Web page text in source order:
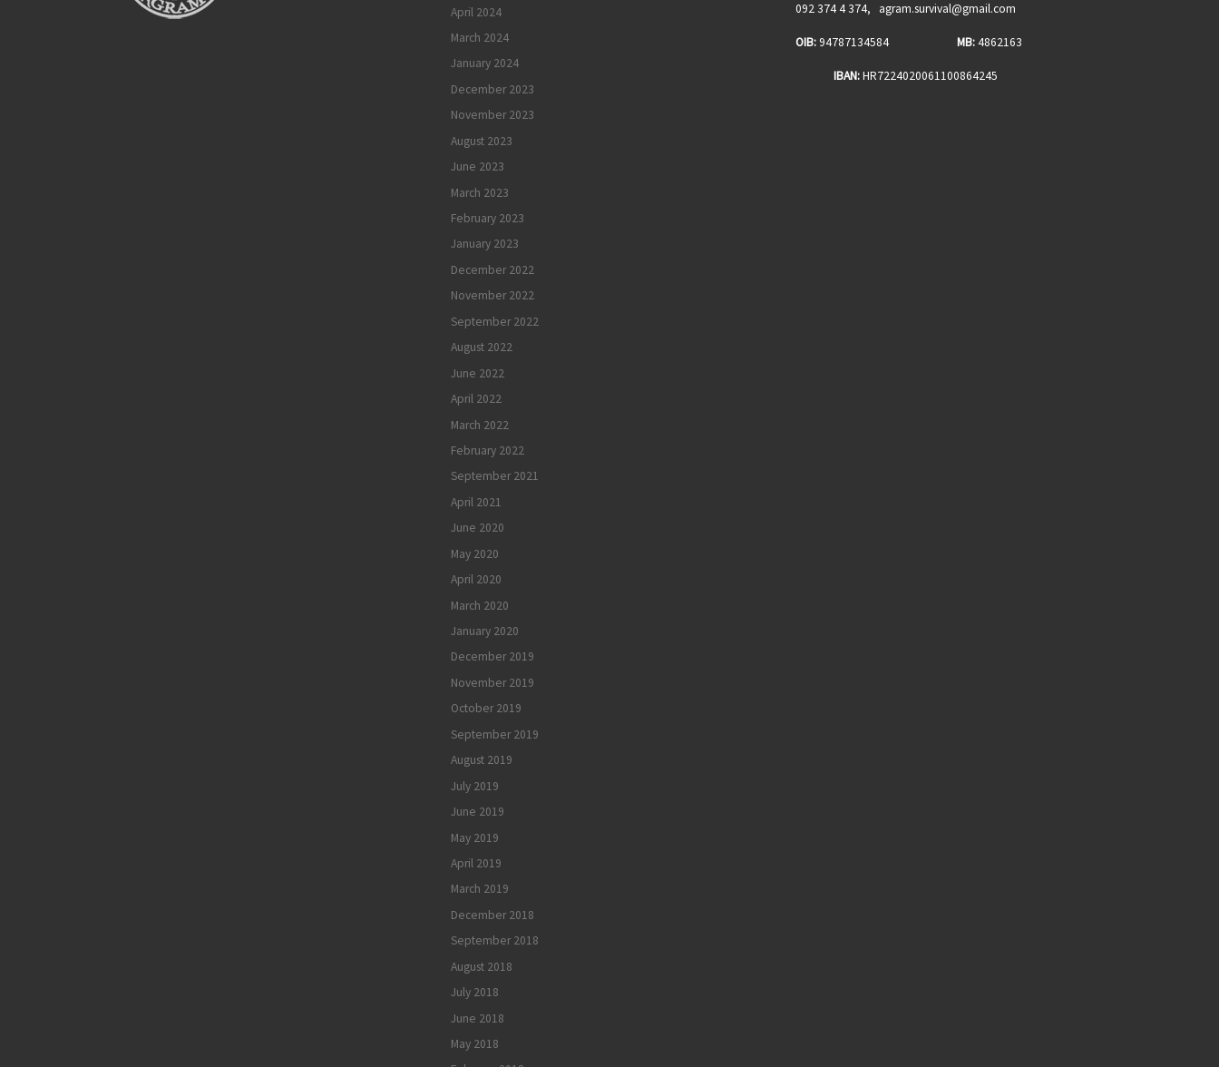
April 2024
March 2024
January 2024
December 2023
November 2023
August 2023
June 2023
March 2023
February 2023
January 2023
December 2022
November 2022
September 2022
August 2022
June 2022
April 2022
March 2022
February 2022
September 2021
April 2021
June 2020
May 2020
April 2020
March 2020
January 2020
December 2019
November 2019
October 2019
September 2019
August 2019
July 2019
June 2019
May 2019
April 2019
March 2019
December 2018
September 2018
August 2018
July 2018
June 2018
May 2018
092 374 4 374, agram.survival@gmail.com
OIB:94787134584 MB:4862163
IBAN:HR7224020061100864245